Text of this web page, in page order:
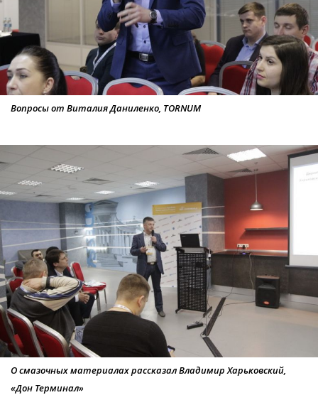
Вопросы от Виталия Даниленко, TORNUM
О смазочных материалах рассказал Владимир Харьковский,
«Дон Терминал»